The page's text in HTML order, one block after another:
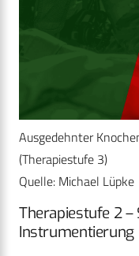
Ausgedehnter
(Therapiestufe 3)
Quelle: Michael Lüpke
Therapiestufe 2 –
Instrumentierung